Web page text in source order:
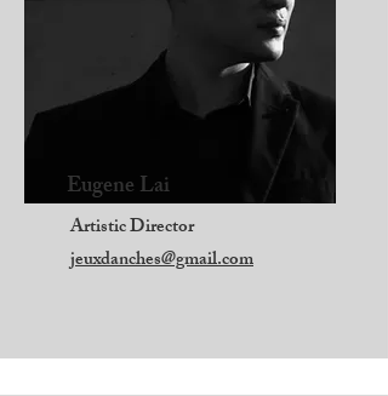
Eugene Lai
Artistic Director
jeuxdanches@gmail.com